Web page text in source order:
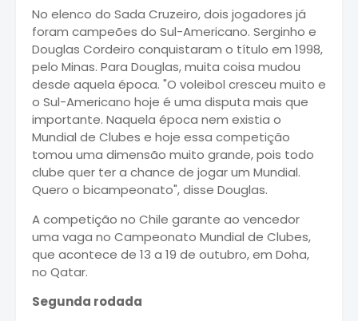
No elenco do Sada Cruzeiro, dois jogadores já
foram campeões do Sul-Americano. Serginho e
Douglas Cordeiro conquistaram o título em 1998,
pelo Minas. Para Douglas, muita coisa mudou
desde aquela época. "O voleibol cresceu muito e
o Sul-Americano hoje é uma disputa mais que
importante. Naquela época nem existia o
Mundial de Clubes e hoje essa competição
tomou uma dimensão muito grande, pois todo
clube quer ter a chance de jogar um Mundial.
Quero o bicampeonato", disse Douglas.
A competição no Chile garante ao vencedor
uma vaga no Campeonato Mundial de Clubes,
que acontece de 13 a 19 de outubro, em Doha,
no Qatar.
Segunda rodada